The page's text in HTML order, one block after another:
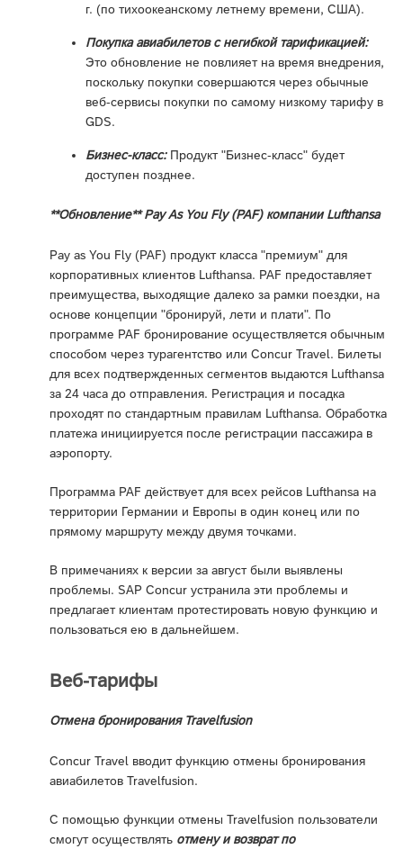
г. (по тихоокеанскому летнему времени, США).
Покупка авиабилетов с негибкой тарификацией:
Это обновление не повлияет на время внедрения,
поскольку покупки совершаются через обычные
веб-сервисы покупки по самому низкому тарифу в
GDS.
Бизнес-класс:Продукт "Бизнес-класс" будет
доступен позднее.
**Обновление** Pay As You Fly (PAF) компании Lufthansa
Pay as You Fly (PAF) продукт класса "премиум" для
корпоративных клиентов Lufthansa. PAF предоставляет
преимущества, выходящие далеко за рамки поездки, на
основе концепции "бронируй, лети и плати". По
программе PAF бронирование осуществляется обычным
способом через турагентство или Concur Travel. Билеты
для всех подтвержденных сегментов выдаются Lufthansa
за 24 часа до отправления. Регистрация и посадка
проходят по стандартным правилам Lufthansa. Обработка
платежа инициируется после регистрации пассажира в
аэропорту.
Программа PAF действует для всех рейсов Lufthansa на
территории Германии и Европы в один конец или по
прямому маршруту между двумя точками.
В примечаниях к версии за август были выявлены
проблемы. SAP Concur устранила эти проблемы и
предлагает клиентам протестировать новую функцию и
пользоваться ею в дальнейшем.
Веб-тарифы
Отмена бронирования Travelfusion
Concur Travel вводит функцию отмены бронирования
авиабилетов Travelfusion.
С помощью функции отмены Travelfusion пользователи
смогут осуществлять отмену и возврат по